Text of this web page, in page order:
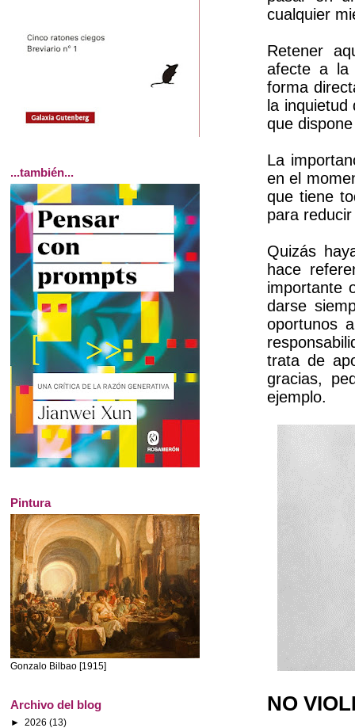
cualquier
Retener
afecte a la
forma
la
que
La
en el
que tiene
para
Quizás
hace
importante
darse
oportunos
trata de
gracias,
ejemplo.
NO
...también...
Pintura
Gonzalo Bilbao [1915]
Archivo del blog
► 2026 (13)